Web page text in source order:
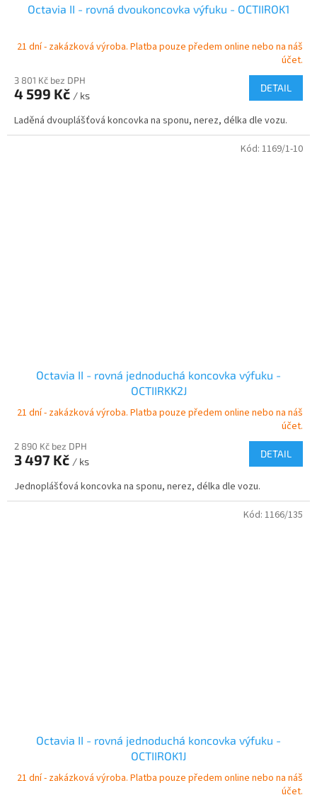
Octavia II - rovná dvoukoncovka výfuku - OCTIIROK1
21 dní - zakázková výroba. Platba pouze předem online nebo na náš
účet.
3 801 Kč bez DPH
4 599 Kč / ks
DETAIL
Laděná dvouplášťová koncovka na sponu, nerez, délka dle vozu.
Octavia II - rovná jednoduchá koncovka výfuku -
OCTIIRKK2J
21 dní - zakázková výroba. Platba pouze předem online nebo na náš
účet.
2 890 Kč bez DPH
3 497 Kč / ks
DETAIL
Jednoplášťová koncovka na sponu, nerez, délka dle vozu.
Kód: 1169/1-10
Octavia II - rovná jednoduchá koncovka výfuku -
OCTIIROK1J
21 dní - zakázková výroba. Platba pouze předem online nebo na náš
účet.
Kód: 1166/135